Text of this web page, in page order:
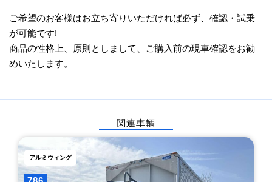
ご希望のお客様はお立ち寄りいただければ必ず、確認・試乗
が可能です!
商品の性格上、原則としまして、ご購入前の現車確認をお勧
めいたします。
関連車輌
アルミウィング